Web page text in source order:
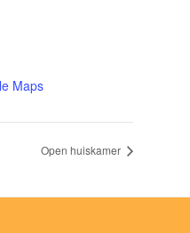
Maps
Open huiskamer